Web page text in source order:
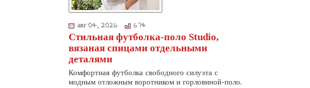
авг 04, 2026 674
Стильная футболка-поло Studio,
вязаная спицами отдельными
деталями
Комфортная футболка свободного силуэта с
модным отложным воротником и горловиной-поло.